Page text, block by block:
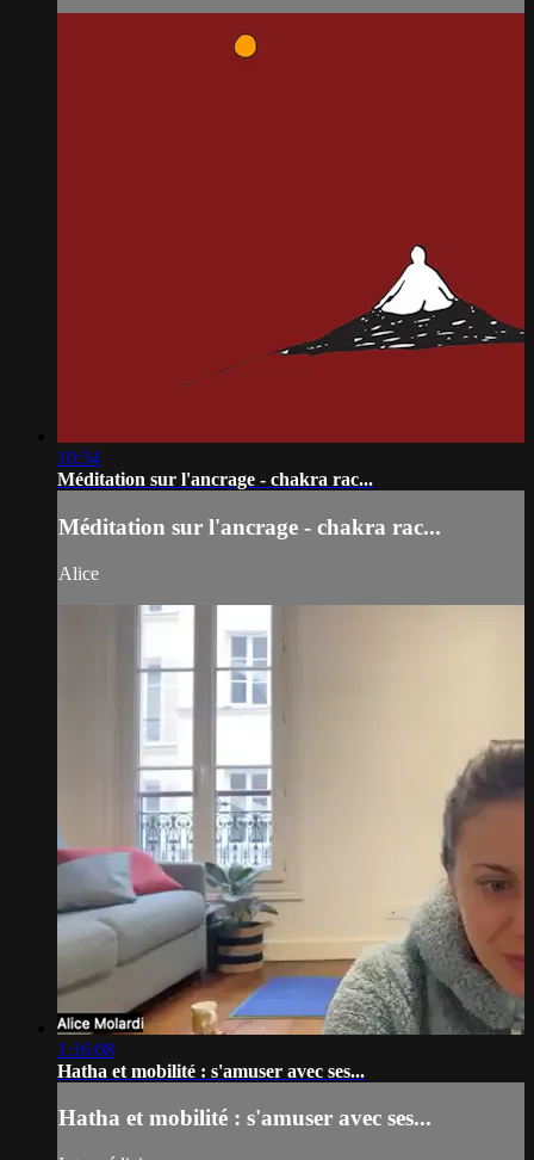
10:34
Méditation sur l'ancrage - chakra rac...
Méditation sur l'ancrage - chakra rac...
Alice
1:16:08
Hatha et mobilité : s'amuser avec ses...
Hatha et mobilité : s'amuser avec ses...